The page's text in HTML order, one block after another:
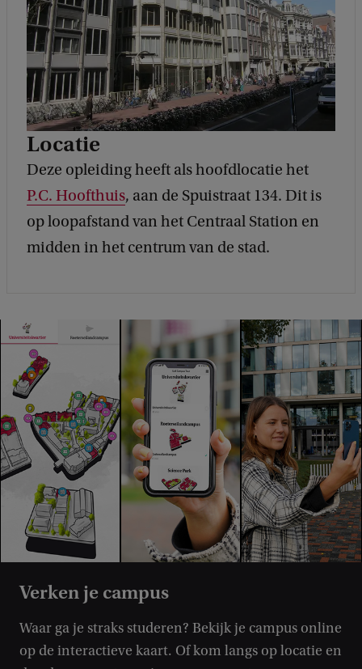
Locatie
Deze opleiding heeft als hoofdlocatie het
P.C. Hoofthuis, aan de Spuistraat 134. Dit is
op loopafstand van het Centraal Station en
midden in het centrum van de stad.
Verken je campus
Waar ga je straks studeren? Bekijk je campus online
op de interactieve kaart. Of kom langs op locatie en